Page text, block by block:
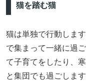
猫を踏む猫
猫は単独で行動しま
で集まって一緒に過
て子育てをしたり、
と集団でも過ごします